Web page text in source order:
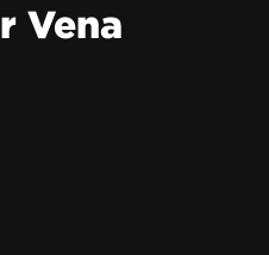
Vena